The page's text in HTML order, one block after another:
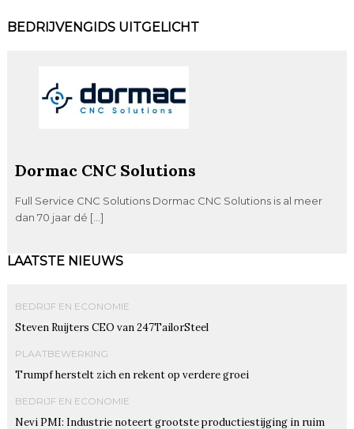
BEDRIJVENGIDS UITGELICHT
Dormac CNC Solutions
Full Service CNC Solutions Dormac CNC Solutions is al meer
dan 70 jaar dé […]
LAATSTE NIEUWS
BEDRIJF EN ECONOMIE
Steven Ruijters CEO van 247TailorSteel
PLAATBEWERKING
Trumpf herstelt zich en rekent op verdere groei
BEDRIJF EN ECONOMIE
Nevi PMI: Industrie noteert grootste productiestijging in ruim